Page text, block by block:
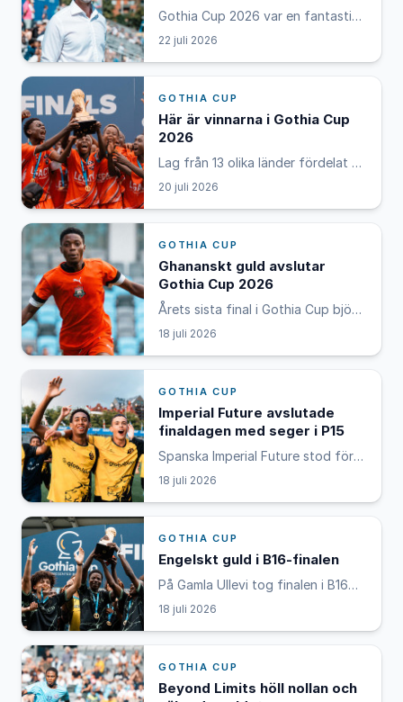
Gothia Cup 2026 var en fantastisk
vecka. Spelare, ledare, domare,
funktionärer, partners och publik
har fyllt Göteborg med fotboll,
livet.
22 juli 2026
GOTHIA CUP
Här är vinnarna i Gothia Cup
2026
Lag från 13 olika länder fördelat på
tre världsdelar vann olika
ålderskategorier i Gothia Cup
2026. Därmed gjorde turneringen
största, mest internationella
evenemang i ungdomsfotboll.
20 juli 2026
GOTHIA CUP
Ghananskt guld avslutar
Gothia Cup 2026
Årets sista final i Gothia Cup bjöd
på möte mellan irländska
Newbridge Town FC och
ghananska Accra Shooting Stars
ghananerna stor skicklighet och
vann i slutändan med 2–1.
18 juli 2026
GOTHIA CUP
Imperial Future avslutade
finaldagen med seger i P15
Spanska Imperial Future stod för
en övertygande insats och
besegrade norska
Hamarkameratene med 4-0 i P15-
Arena. – Jag är väldigt tacksam.
Det känns otroligt, säger
matchens MVP Lucas Sainz.
18 juli 2026
GOTHIA CUP
Engelskt guld i B16-finalen
På Gamla Ullevi tog finalen i B16
plats, när engelska Skouted FC
och amerikanska Jersey Futbol
Club Nsoromma ställdes mot
ledningen i matchen och tog en
bekväm seger med 2–0.
18 juli 2026
GOTHIA CUP
Beyond Limits höll nollan och